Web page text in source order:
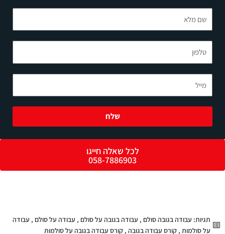
מלא
שלח
לכל שאלה חייגו
058-7886903
תגיות: עבודה בגובה סולם , עבודה בגובה על סולם , עבודה על סולם , עבודה
על סולמות , קורס עבודה בגובה , קורס עבודה בגובה על סולמות